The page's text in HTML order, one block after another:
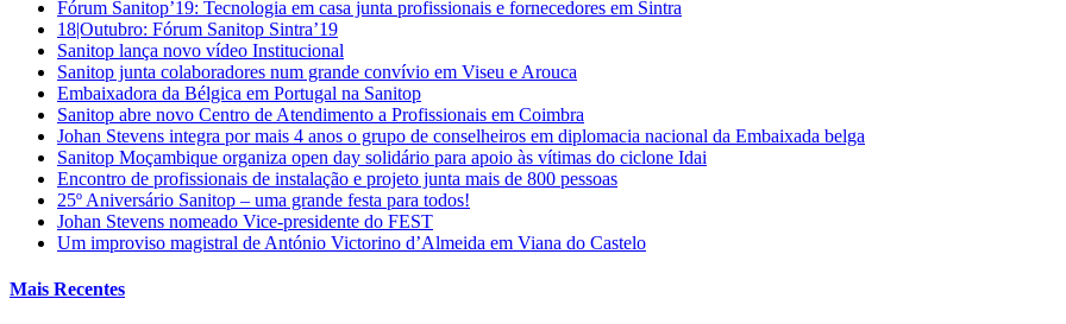
Fórum Sanitop’19: Tecnologia em casa junta profissionais e fornecedores em Sintra
18|Outubro: Fórum Sanitop Sintra’19
Sanitop lança novo vídeo Institucional
Sanitop junta colaboradores num grande convívio em Viseu e Arouca
Embaixadora da Bélgica em Portugal na Sanitop
Sanitop abre novo Centro de Atendimento a Profissionais em Coimbra
Johan Stevens integra por mais 4 anos o grupo de conselheiros em diplomacia nacional da Embaixada belga
Sanitop Moçambique organiza open day solidário para apoio às vítimas do ciclone Idai
Encontro de profissionais de instalação e projeto junta mais de 800 pessoas
25º Aniversário Sanitop – uma grande festa para todos!
Johan Stevens nomeado Vice-presidente do FEST
Um improviso magistral de António Victorino d’Almeida em Viana do Castelo
Mais Recentes